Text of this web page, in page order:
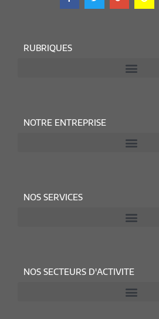
RUBRIQUES
NOTRE ENTREPRISE
NOS SERVICES
NOS SECTEURS D'ACTIVITE